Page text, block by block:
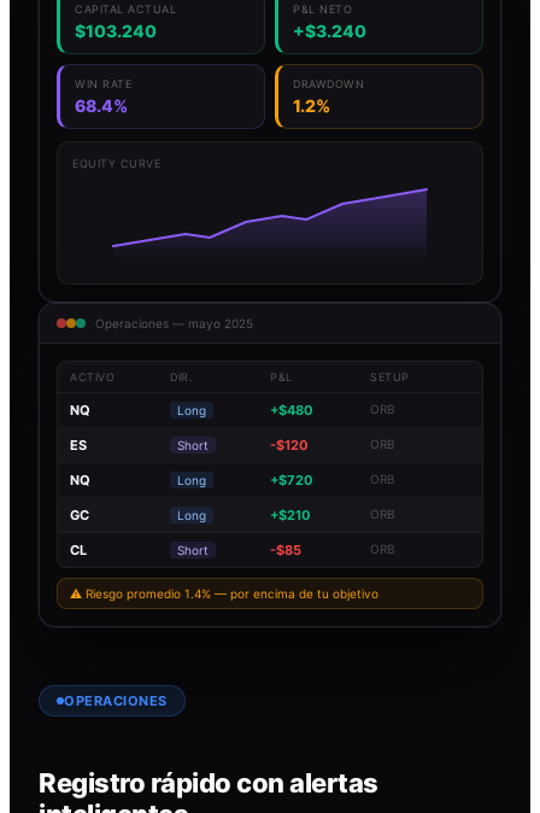
CAPITAL ACTUAL
$103.240
P&L NETO
+$3.240
WIN RATE
68.4%
DRAWDOWN
1.2%
EQUITY CURVE
Operaciones — mayo 2025
ACTIVO DIR. P&L SETUP
NQ Long +$480 ORB
ES Short -$120 ORB
NQ Long +$720 ORB
GC Long +$210 ORB
CL Short -$85 ORB
⚠ Riesgo promedio 1.4% — por encima de tu objetivo
OPERACIONES
Registro rápido con alertas